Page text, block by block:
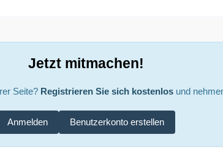
Jetzt mitmachen!
Seite? Registrieren Sie sich kostenlosund
Benutzerkonto erstellen
Anmelden